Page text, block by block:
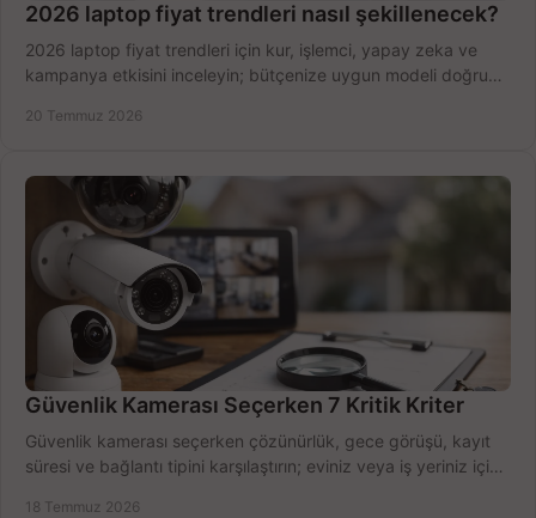
2026 laptop fiyat trendleri nasıl şekillenecek?
2026 laptop fiyat trendleri için kur, işlemci, yapay zeka ve
kampanya etkisini inceleyin; bütçenize uygun modeli doğru
20 Temmuz 2026
Güvenlik Kamerası Seçerken 7 Kritik Kriter
Güvenlik kamerası seçerken çözünürlük, gece görüşü, kayıt
süresi ve bağlantı tipini karşılaştırın; eviniz veya iş yeriniz için
18 Temmuz 2026